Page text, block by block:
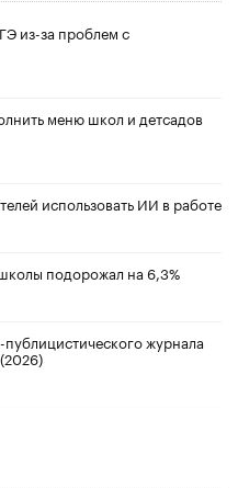
из-за проблем с
меню школ и детсадов
использовать ИИ в работе
подорожал на 6,3%
журнала